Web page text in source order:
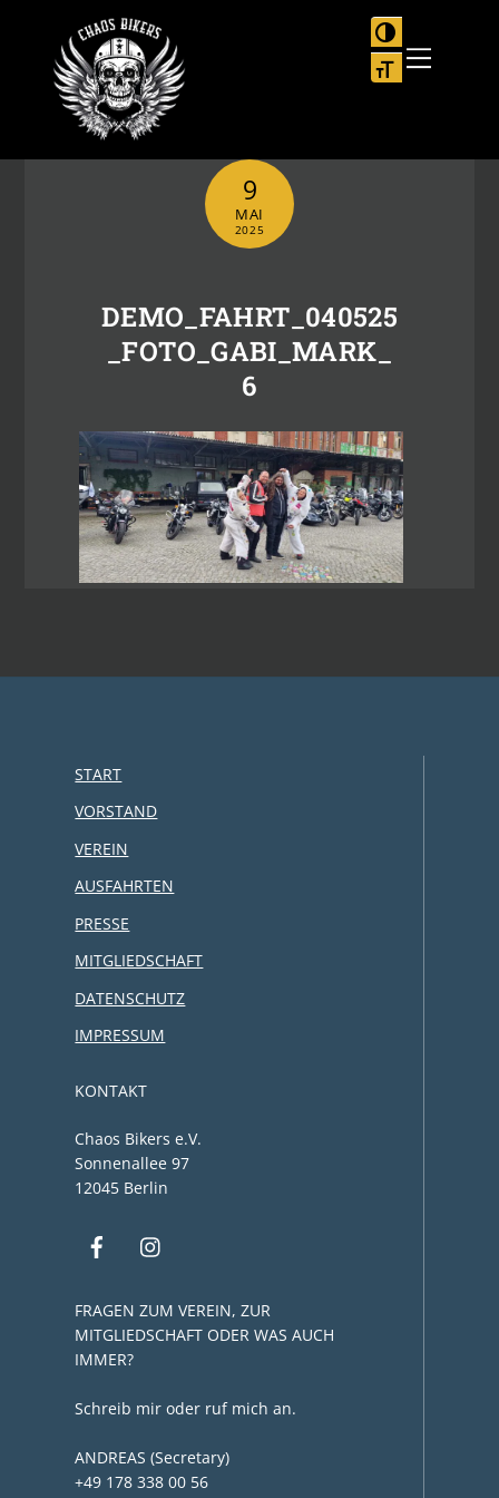
content
Menu
SCHRIFT
9
MAI
2025
DEMO_FAHRT_040525
_FOTO_GABI_MARK_
6
START
VORSTAND
VEREIN
AUSFAHRTEN
PRESSE
MITGLIEDSCHAFT
DATENSCHUTZ
IMPRESSUM
KONTAKT
Chaos Bikers e.V.
Sonnenallee 97
12045 Berlin
FRAGEN ZUM VEREIN, ZUR
MITGLIEDSCHAFT ODER WAS AUCH
IMMER?
Schreib mir oder ruf mich an.
ANDREAS (Secretary)
+49 178 338 00 56